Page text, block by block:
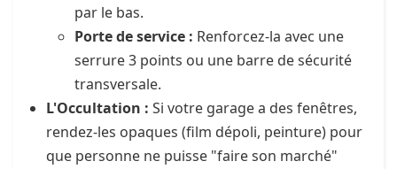
par le bas.
Porte de service : Renforcez-la avec une
serrure 3 points ou une barre de sécurité
transversale.
L'Occultation : Si votre garage a des fenêtres,
rendez-les opaques (film dépoli, peinture) pour
que personne ne puisse "faire son marché"